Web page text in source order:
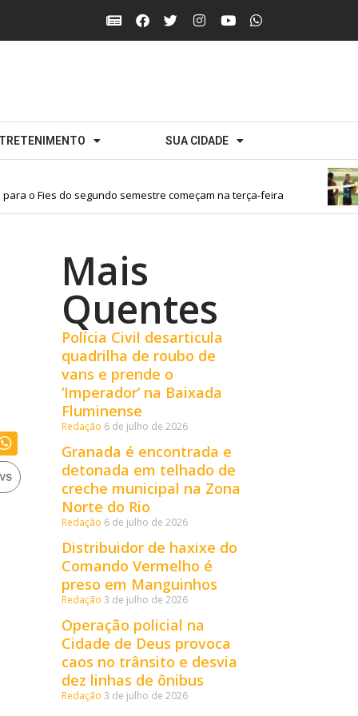
SUA CIDADE
Fies do segundo semestre começam na terça-feira
Mais
Quentes
Polícia Civil desarticula
quadrilha de roubo de
vans e prende o
‘Imperador’ na Baixada
Fluminense
Redação 6 de julho de 2026
Granada é encontrada e
detonada em telhado de
creche municipal na Zona
Norte do Rio
Redação 6 de julho de 2026
Distribuidor de haxixe do
Comando Vermelho é
preso em Manguinhos
Redação 3 de julho de 2026
Operação policial na
Cidade de Deus provoca
caos no trânsito e desvia
dez linhas de ônibus
Redação 3 de julho de 2026